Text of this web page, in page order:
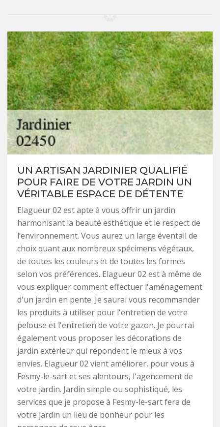
UN ARTISAN JARDINIER QUALIFIÉ
POUR FAIRE DE VOTRE JARDIN UN
VÉRITABLE ESPACE DE DÉTENTE
Elagueur 02 est apte à vous offrir un jardin
harmonisant la beauté esthétique et le respect de
l’environnement. Vous aurez un large éventail de
choix quant aux nombreux spécimens végétaux,
de toutes les couleurs et de toutes les formes
selon vos préférences. Elagueur 02 est à même de
vous expliquer comment effectuer l'aménagement
d'un jardin en pente. Je saurai vous recommander
les produits à utiliser pour l'entretien de votre
pelouse et l'entretien de votre gazon. Je pourrai
également vous proposer les décorations de
jardin extérieur qui répondent le mieux à vos
envies. Elagueur 02 vient améliorer, pour vous à
Fesmy-le-sart et ses alentours, l'agencement de
votre jardin. Jardin simple ou sophistiqué, les
services que je propose à Fesmy-le-sart fera de
votre jardin un lieu de bonheur pour les